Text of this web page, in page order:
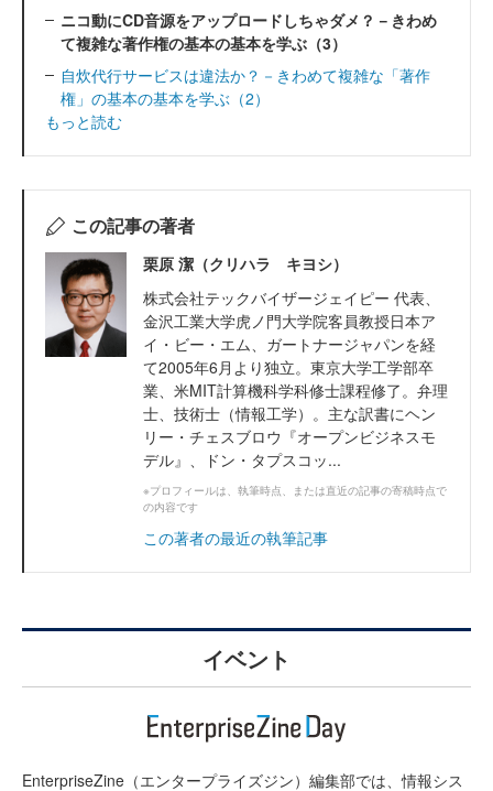
ニコ動にCD音源をアップロードしちゃダメ？－きわめ
て複雑な著作権の基本の基本を学ぶ（3）
自炊代行サービスは違法か？－きわめて複雑な「著作
権」の基本の基本を学ぶ（2）
もっと読む
この記事の著者
栗原 潔（クリハラ キヨシ）
株式会社テックバイザージェイピー 代表、
金沢工業大学虎ノ門大学院客員教授日本ア
イ・ビー・エム、ガートナージャパンを経
て2005年6月より独立。東京大学工学部卒
業、米MIT計算機科学科修士課程修了。弁理
士、技術士（情報工学）。主な訳書にヘン
リー・チェスブロウ『オープンビジネスモ
デル』、ドン・タプスコッ...
※プロフィールは、執筆時点、または直近の記事の寄稿時点で
の内容です
この著者の最近の執筆記事
イベント
EnterpriseZine（エンタープライズジン）編集部では、情報シス